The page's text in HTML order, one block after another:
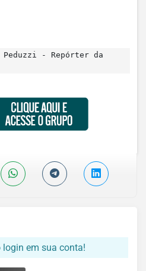
Peduzzi - Repórter da
login em sua conta!